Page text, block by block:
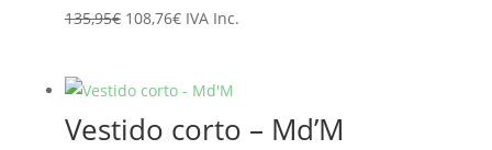
135,95€ El
era:
135,95€.
108,76€El
es:
108,76€.
IVA Inc.
Vestido corto – Md’M